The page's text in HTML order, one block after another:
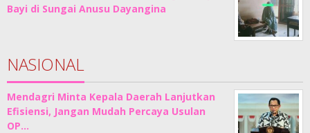
Bayi di Sungai Anusu Dayangina
NASIONAL
Mendagri Minta Kepala Daerah Lanjutkan
Efisiensi, Jangan Mudah Percaya Usulan
OP…